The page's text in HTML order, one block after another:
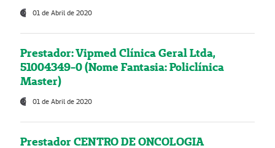
01 de Abril de 2020
Prestador: Vipmed Clínica Geral Ltda,
51004349-0 (Nome Fantasia: Policlínica
Master)
01 de Abril de 2020
Prestador CENTRO DE ONCOLOGIA